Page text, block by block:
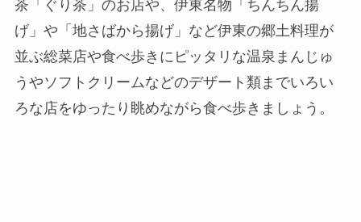
茶「ぐり茶」のお店や、伊東名物「ちんちん揚
げ」や「地さばから揚げ」など伊東の郷土料理が
並ぶ総菜店や食べ歩きにピッタリな温泉まんじゅ
うやソフトクリームなどのデザート類までいろい
ろな店をゆったり眺めながら食べ歩きましょう。